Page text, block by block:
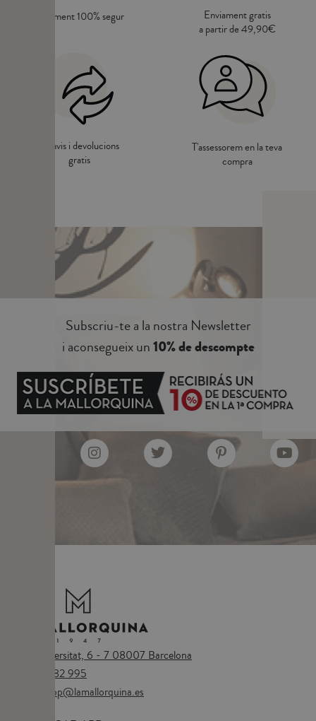
Pagament 100% segur
Enviament gratis
a partir de 49,90€
Canvis i devolucions
gratis
T'assessorem en la teva
compra
Subscriu-te a la nostra Newsletter
i aconsegueix un10% de descompte
Plaça Universitat, 6 - 7 08007 Barcelona
673 482 995
eshop@lamallorquina.es